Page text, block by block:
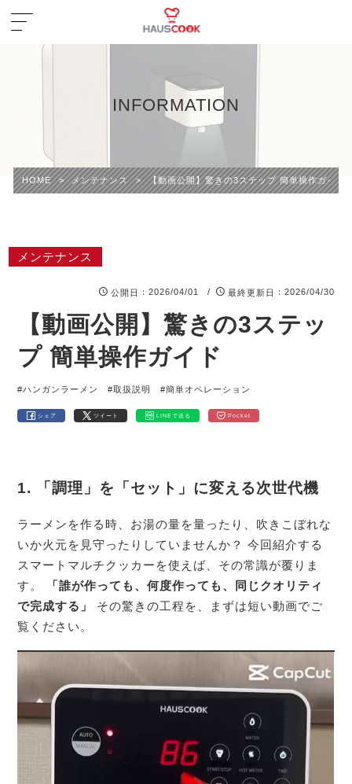
INFORMATION
HOME > メンテナンス > 【動画公開】驚きの3ステップ 簡単操作ガイド
メンテナンス
公開日 ：2026/04/01 / 最終更新日 ：2026/04/30
【動画公開】驚きの3ステッ
プ 簡単操作ガイド
#ハンガンラーメン #取扱説明 #簡単オペレーション
シェア ツイート LINEで送る Pocket
1. 「調理」を「セット」に変える次世代機
ラーメンを作る時、お湯の量を量ったり、吹きこぼれな
いか火元を見守ったりしていませんか？ 今回紹介する
スマートマルチクッカーを使えば、その常識が覆りま
す。
「誰が作っても、何度作っても、同じクオリティ
で完成する」
その驚きの工程を、まずは短い動画でご
覧ください。